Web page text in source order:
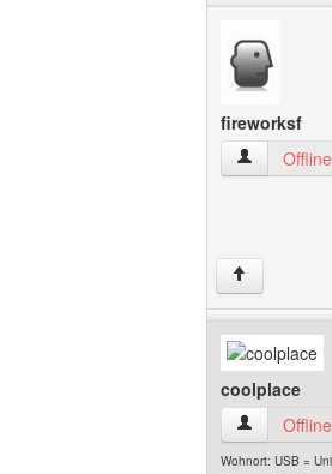
fireworksf
fireworksf
Offline
↑
coolplace
coolplaceOffline
Wohnort: USB =